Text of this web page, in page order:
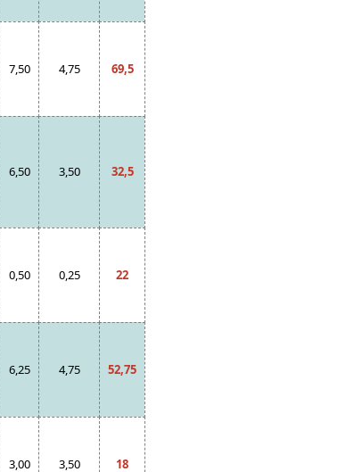
7,50 4,75 69,5
6,50 3,50 32,5
0,50 0,25 22
6,25 4,75 52,75
3,00 3,50 18